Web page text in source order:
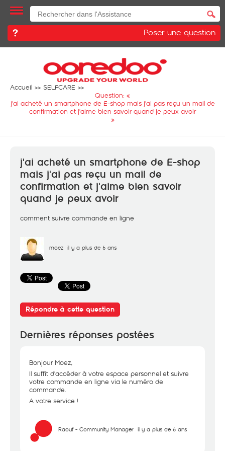
Poser une question
Accueil
SELFCARE
Question: «
j'ai acheté un smartphone de E-shop mais j'ai pas reçu un mail de
confirmation et j'aime bien savoir quand je peux avoir
»
j'ai acheté un smartphone de E-shop
mais j'ai pas reçu un mail de
confirmation et j'aime bien savoir
quand je peux avoir
comment suivre commande en ligne
moez il y a plus de 6 ans
Répondre à cette question
Dernières réponses postées
Bonjour Moez,
Il suffit d'accéder à votre espace personnel et suivre
votre commande en ligne via le numéro de
commande.
A votre service !
Raouf - Community Manager il y a plus de 6 ans